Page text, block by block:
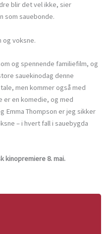
blir det vel ikke, sier
som sauebonde.
og voksne.
og spennende familiefilm, og
sauekinodag denne
men kommer også med
er en komedie, og med
Emma Thompson er jeg sikker
– i hvert fall i sauebygda
kinopremiere 8. mai.